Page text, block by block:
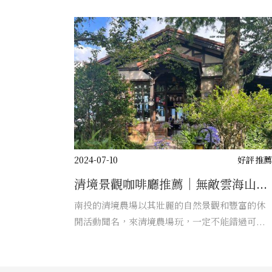
2024-07-10 好評推薦
清境景觀咖啡廳推薦｜無敵雲海山...
南投的清境農場以其壯麗的自然景觀和豐富的休
閒活動聞名，來清境農場玩，一定不能錯過可...